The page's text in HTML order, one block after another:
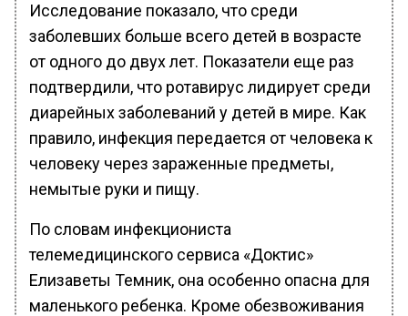
Исследование показало, что среди
заболевших больше всего детей в возрасте
от одного до двух лет. Показатели еще раз
подтвердили, что ротавирус лидирует среди
диарейных заболеваний у детей в мире. Как
правило, инфекция передается от человека к
человеку через зараженные предметы,
немытые руки и пищу.
По словам инфекциониста
телемедицинского сервиса «Доктис»
Елизаветы Темник, она особенно опасна для
маленького ребенка. Кроме обезвоживания